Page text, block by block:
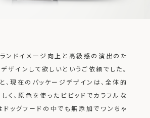
ランドイメージ向上と高級感の演出のた
ザインして欲しいというご依頼でした。
、現在のパッケージデザインは、全体的
く、原色を使ったビビッドでカラフルな
ドッグフードの中でも無添加でワンちゃ